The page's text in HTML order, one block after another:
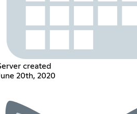
created
20th, 2020